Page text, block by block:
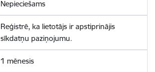
Nepieciešams
Reģistrē, ka lietotājs ir apstiprinājis
sīkdatņu paziņojumu.
1 mēnesis